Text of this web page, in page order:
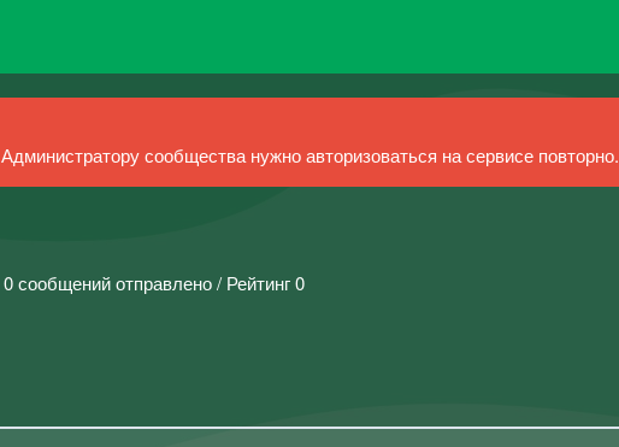
сообщества нужно авторизоваться на сервисе повторно.
0 сообщений отправлено / Рейтинг 0